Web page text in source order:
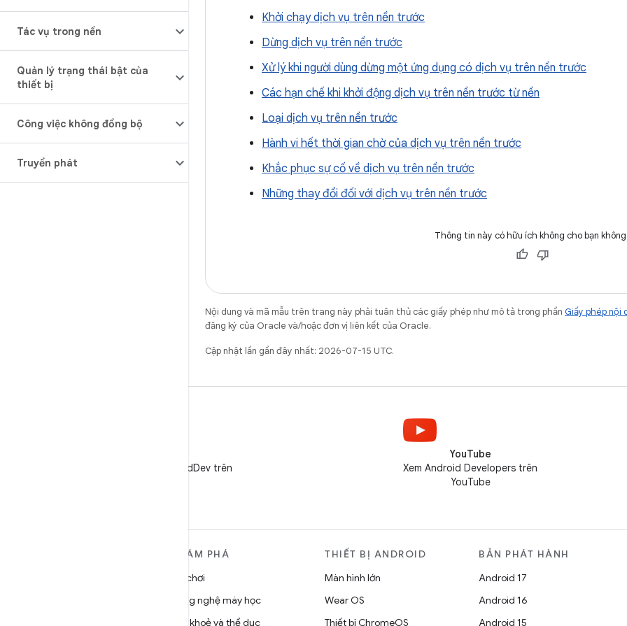
Tác vụ trong nền
Quản lý trạng thái bật của
thiết bị
Công việc không đồng bộ
Truyền phát
Khởi chạy dịch vụ trên nền trước
Dừng dịch vụ trên nền trước
Xử lý khi người dùng dừng một ứng dụng có dịch vụ trên nền trước
Các hạn chế khi khởi động dịch vụ trên nền trước từ nền
Loại dịch vụ trên nền trước
Hành vi hết thời gian chờ của dịch vụ trên nền trước
Khắc phục sự cố về dịch vụ trên nền trước
Những thay đổi đối với dịch vụ trên nền trước
Thông tin này có hữu ích không cho bạn
Nội dung và mã mẫu trên trang này phải tuân thủ các giấy phép như mô tả trong phần Giấy phép nội
đăng ký của Oracle và/hoặc đơn vị liên kết của Oracle.
Cập nhật lần gần đây nhất: 2026-07-15 UTC.
Theo dõi @AndroidDev trên
YouTube
Xem Android Developers trên
YouTube
KHÁM PHÁ
Trò chơi
Công nghệ máy học
Sức khoẻ và thể dục
THIẾT BỊ ANDROID
Màn hình lớn
Wear OS
Thiết bị ChromeOS
BẢN PHÁT HÀNH
Android 17
Android 16
Android 15